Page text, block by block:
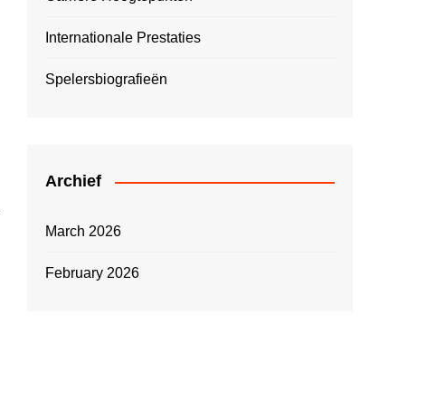
Internationale Prestaties
Spelersbiografieën
Archief
March 2026
February 2026